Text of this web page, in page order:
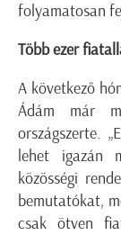
folyamatosan
Több ezer
A következő
Ádám már
országszerte.
lehet igazán
közösségi
bemutatókat,
csak ötven